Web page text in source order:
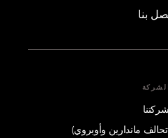
بنا
الشركة
شركتنا